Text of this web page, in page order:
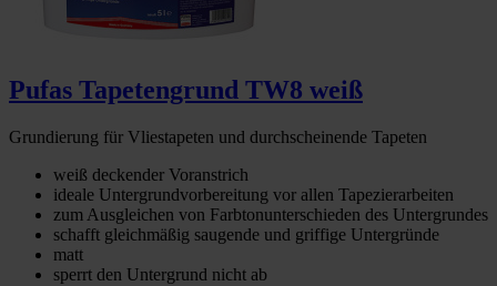
Pufas Tapetengrund TW8 weiß
Grundierung für Vliestapeten und durchscheinende Tapeten
weiß deckender Voranstrich
ideale Untergrundvorbereitung vor allen Tapezierarbeiten
zum Ausgleichen von Farbtonunterschieden des Untergrundes
schafft gleichmäßig saugende und griffige Untergründe
matt
sperrt den Untergrund nicht ab